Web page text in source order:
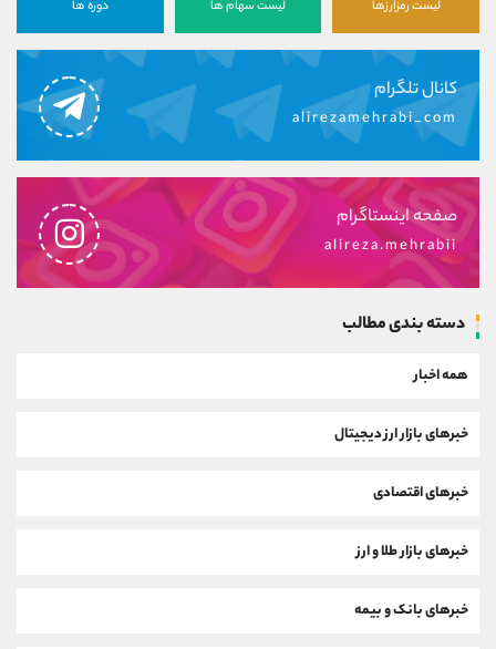
لیست رمزارزها لیست سهام ها دوره ها
کانال تلگرام
alirezamehrabi_com
صفحه اینستاگرام
alireza.mehrabii
دسته بندی مطالب
همه اخبار
خبرهای بازار ارز دیجیتال
خبرهای اقتصادی
خبرهای بازار طلا و ارز
خبرهای بانک و بیمه